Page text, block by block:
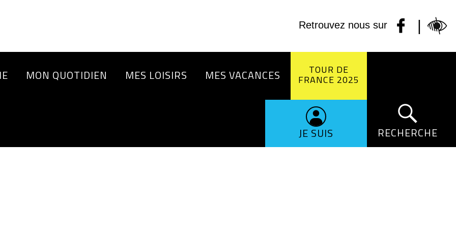
Retrouvez nous sur |
MON QUOTIDIEN MES LOISIRS MES VACANCES TOUR DE
FRANCE 2025
JE SUIS RECHERCHE